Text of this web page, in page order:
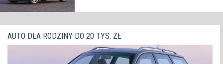
AUTO DLA RODZINY DO 20 TYS. ZŁ